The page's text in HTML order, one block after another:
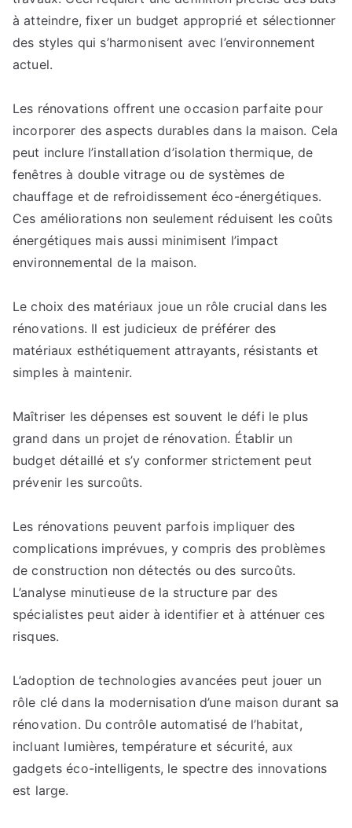
à atteindre, fixer un budget approprié et sélectionner
des styles qui s’harmonisent avec l’environnement
actuel.
Les rénovations offrent une occasion parfaite pour
incorporer des aspects durables dans la maison. Cela
peut inclure l’installation d’isolation thermique, de
fenêtres à double vitrage ou de systèmes de
chauffage et de refroidissement éco-énergétiques.
Ces améliorations non seulement réduisent les coûts
énergétiques mais aussi minimisent l’impact
environnemental de la maison.
Le choix des matériaux joue un rôle crucial dans les
rénovations. Il est judicieux de préférer des
matériaux esthétiquement attrayants, résistants et
simples à maintenir.
Maîtriser les dépenses est souvent le défi le plus
grand dans un projet de rénovation. Établir un
budget détaillé et s’y conformer strictement peut
prévenir les surcoûts.
Les rénovations peuvent parfois impliquer des
complications imprévues, y compris des problèmes
de construction non détectés ou des surcoûts.
L’analyse minutieuse de la structure par des
spécialistes peut aider à identifier et à atténuer ces
risques.
L’adoption de technologies avancées peut jouer un
rôle clé dans la modernisation d’une maison durant sa
rénovation. Du contrôle automatisé de l’habitat,
incluant lumières, température et sécurité, aux
gadgets éco-intelligents, le spectre des innovations
est large.